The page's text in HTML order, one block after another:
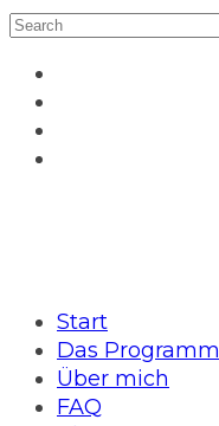
Start
Das Programm
Über mich
FAQ